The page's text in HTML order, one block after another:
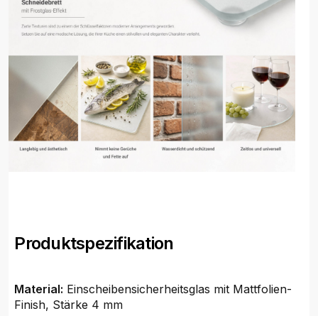
Produktspezifikation
Material: Einscheibensicherheitsglas mit Mattfolien-
Finish, Stärke 4 mm